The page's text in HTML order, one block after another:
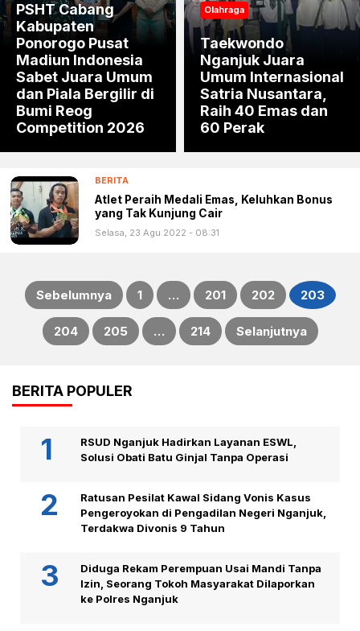
PSHT Cabang
Kabupaten
Ponorogo Pusat
Madiun Indonesia
Sabet Juara Umum
dan Piala Bergilir di
Bumi Reog
Competition 2026
Olahraga
Taekwondo
Nganjuk Juara
Umum Internasional
Satria Nusantara,
Raih 40 Emas dan
60 Perak
BERITA
Atlet Peraih Medali Emas, Keluhkan Bonus
yang Tak Kunjung Cair
Selasa, 23 Agu 2022 - 08:31
Paginasi
Sebelumnya 1 … 201 202 203
204 205 … 214 Selanjutnya
BERITA POPULER
RSUD Nganjuk Hadirkan Layanan ESWL,
Solusi Obati Batu Ginjal Tanpa Operasi
Ratusan Pesilat Kawal Sidang Vonis Kasus
Pengeroyokan di Pengadilan Negeri Nganjuk,
Terdakwa Divonis 9 Tahun
Diduga Rekam Perempuan Usai Mandi Tanpa
Izin, Seorang Tokoh Masyarakat Dilaporkan
ke Polres Nganjuk